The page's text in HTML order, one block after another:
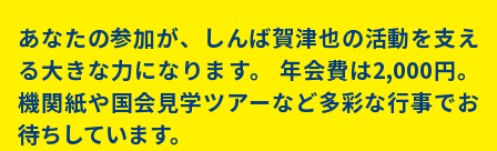
あなたの参加が、しんば賀津也の活動を支え
る大きな力になります。 年会費は2,000円。
機関紙や国会見学ツアーなど多彩な行事でお
待ちしています。